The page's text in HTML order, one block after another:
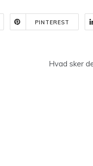
PINTEREST
Hvad sker